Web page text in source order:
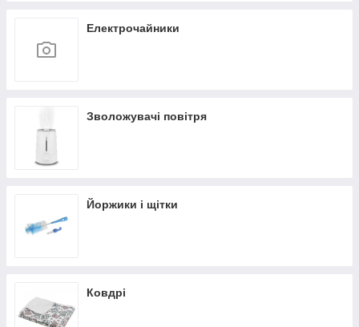
Електрочайники
Зволожувачі повітря
Йоржики і щітки
Ковдрі